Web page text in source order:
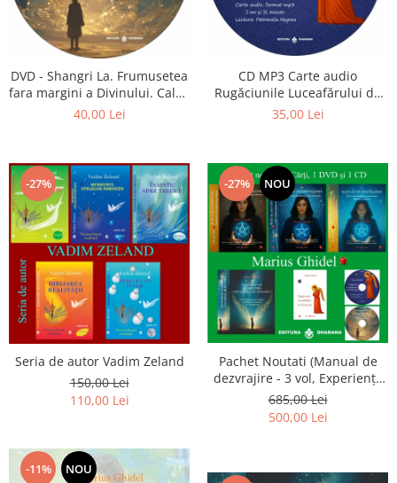
DVD - Shangri La. Frumusetea
fara margini a Divinului. Calea
catre fericire
40,00 Lei
CD MP3 Carte audio
Rugăciunile Luceafărului de
dimineață
35,00 Lei
-27%
Seria de autor Vadim Zeland
150,00 Lei
110,00 Lei
-27% NOU
Pachet Noutati (Manual de
dezvrajire - 3 vol, Experiențe
și amintiri, Rugăciunile
Luceafarului de dimineata) -
Marius Ghidel
685,00 Lei
500,00 Lei
-11% NOU